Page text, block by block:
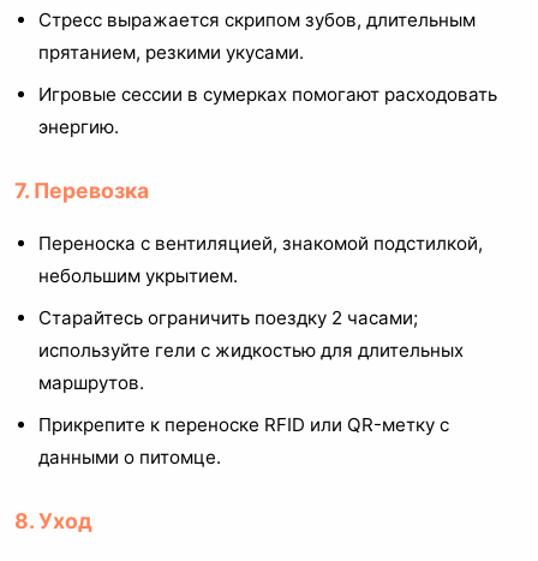
Стресс выражается скрипом зубов, длительным
прятанием, резкими укусами.
Игровые сессии в сумерках помогают расходовать
энергию.
7. Перевозка
Переноска с вентиляцией, знакомой подстилкой,
небольшим укрытием.
Старайтесь ограничить поездку 2 часами;
используйте гели с жидкостью для длительных
маршрутов.
Прикрепите к переноске RFID или QR-метку с
данными о питомце.
8. Уход